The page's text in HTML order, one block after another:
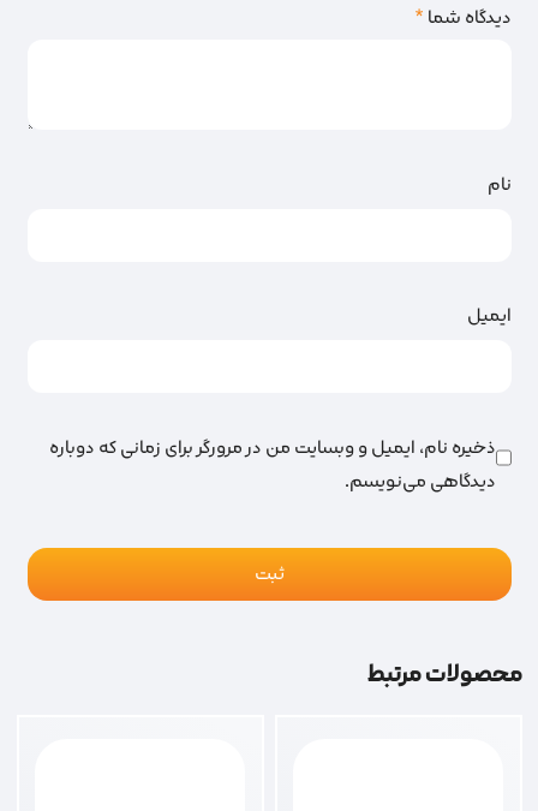
دیدگاه شما*
نام
ایمیل
ذخیره نام، ایمیل و وبسایت من در مرورگر برای زمانی که دوباره
دیدگاهی می‌نویسم.
محصولات مرتبط